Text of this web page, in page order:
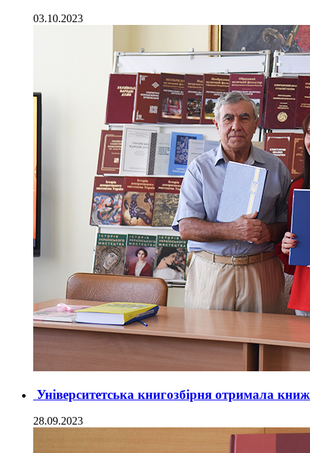
03.10.2023
Університетська книгозбірня отримала
28.09.2023